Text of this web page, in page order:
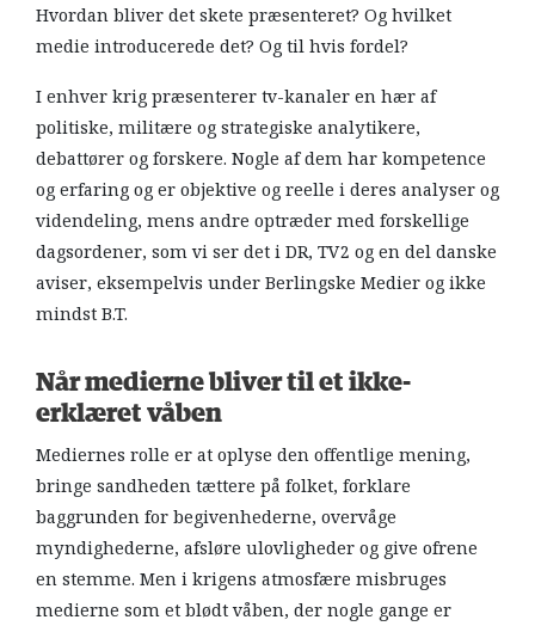
Hvordan bliver det skete præsenteret? Og hvilket
medie introducerede det? Og til hvis fordel?
I enhver krig præsenterer tv-kanaler en hær af
politiske, militære og strategiske analytikere,
debattører og forskere. Nogle af dem har kompetence
og erfaring og er objektive og reelle i deres analyser og
videndeling, mens andre optræder med forskellige
dagsordener, som vi ser det i DR, TV2 og en del danske
aviser, eksempelvis under Berlingske Medier og ikke
mindst B.T.
Når medierne bliver til et ikke-
erklæret våben
Mediernes rolle er at oplyse den offentlige mening,
bringe sandheden tættere på folket, forklare
baggrunden for begivenhederne, overvåge
myndighederne, afsløre ulovligheder og give ofrene
en stemme. Men i krigens atmosfære misbruges
medierne som et blødt våben, der nogle gange er